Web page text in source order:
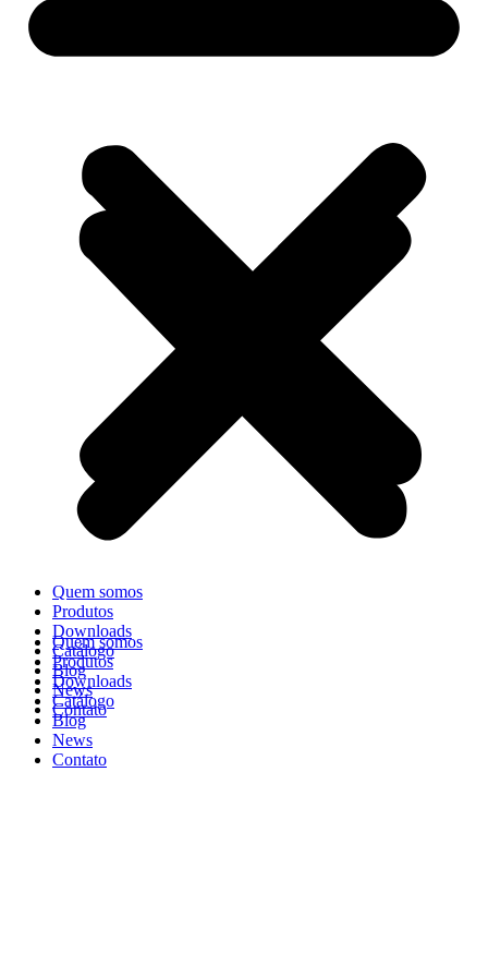
Quem somos
Produtos
Downloads
Catálogo
Blog
News
Contato
Quem somos
Produtos
Downloads
Catálogo
Blog
News
Contato